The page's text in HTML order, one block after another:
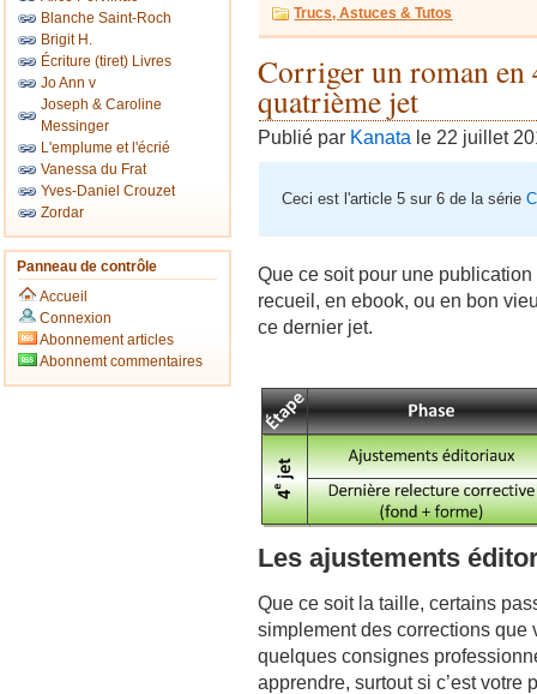
Blanche Saint-Roch
Brigit H.
Écriture (tiret) Livres
Jo Ann v
Joseph & Caroline
Messinger
L'emplume et l'écrié
Vanessa du Frat
Yves-Daniel Crouzet
Zordar
Panneau de contrôle
Accueil
Connexion
Abonnement articles
Abonnemt commentaires
Trucs, Astuces & Tutos
Corriger un roman en
quatrième jet
Publié par Kanata le 22 juillet
Ceci est l'article 5 sur 6 de la série
Que ce soit pour une
recueil, en ebook, ou en bon
ce dernier jet.
Les ajustements
Que ce soit la taille, certains
simplement des corrections
quelques consignes
apprendre, surtout si c’est